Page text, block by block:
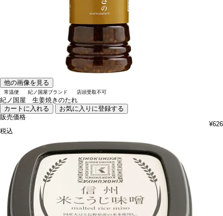
他の画像を見る
常温便 紀ノ国屋ブランド 店頭受取不可
紀ノ国屋 生姜焼きのたれ
カートに入れる
お気に入りに登録する
販売価格
¥626
税込